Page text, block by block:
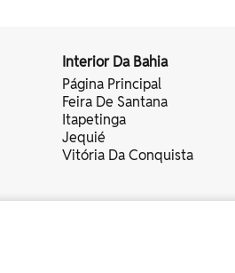
Interior Da Bahia
Página Principal
Feira De Santana
Itapetinga
Jequié
Vitória Da Conquista